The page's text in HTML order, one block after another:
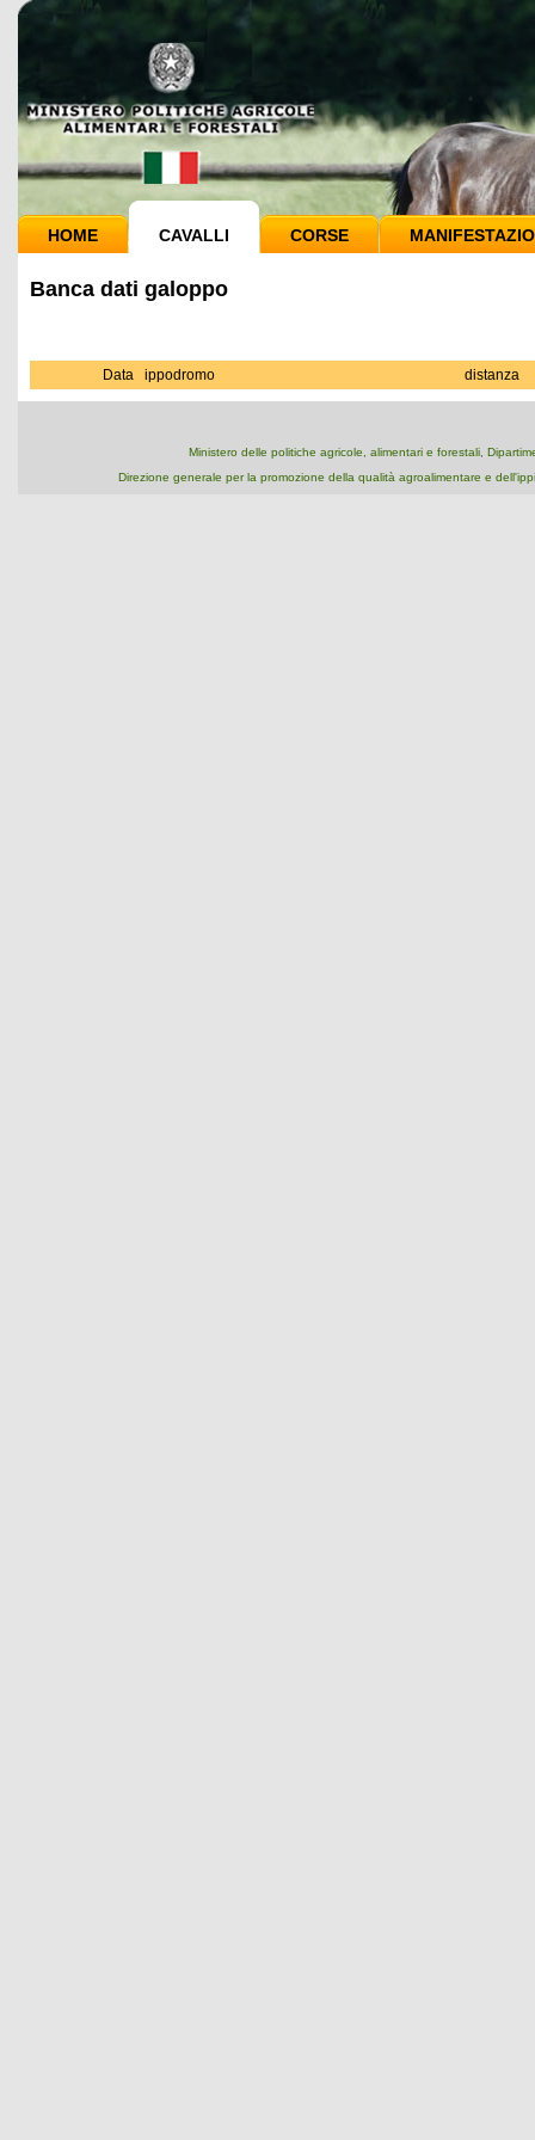
HOME CAVALLI CORSE
Banca dati galoppo
Data ippodromo distanza
Ministero delle politiche agricole, alimentari e forestali,
Direzione generale per la promozione della qualità agroalimentare e